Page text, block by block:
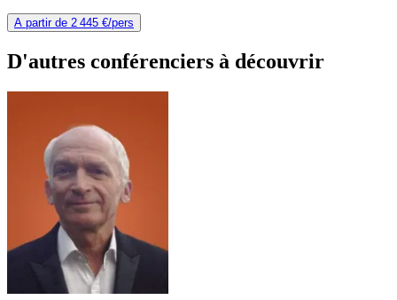
A partir de 2 445 €/pers
D'autres conférenciers à découvrir